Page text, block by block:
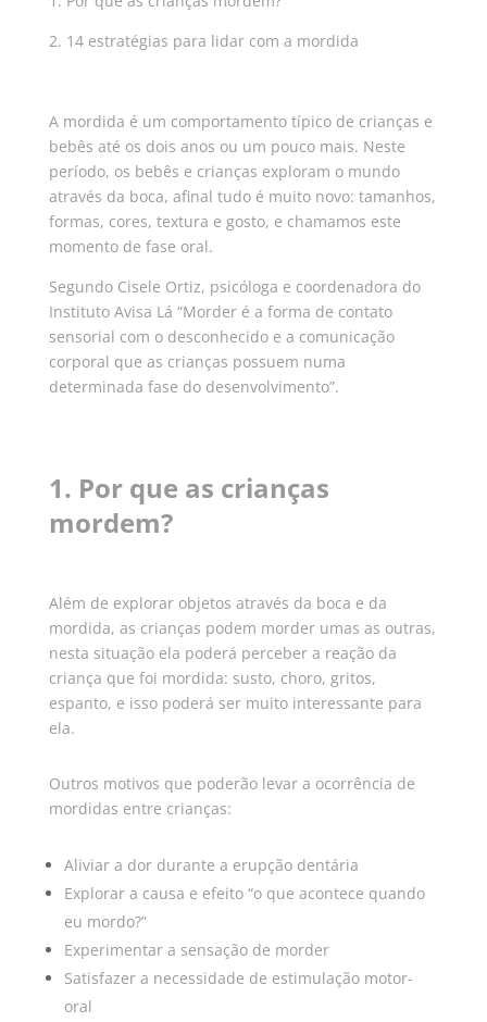
2. 14 estratégias para lidar com a mordida
A mordida é um comportamento típico de crianças e
bebês até os dois anos ou um pouco mais. Neste
período, os bebês e crianças exploram o mundo
através da boca, afinal tudo é muito novo: tamanhos,
formas, cores, textura e gosto, e chamamos este
momento de fase oral.
Segundo Cisele Ortiz, psicóloga e coordenadora do
Instituto Avisa Lá “Morder é a forma de contato
sensorial com o desconhecido e a comunicação
corporal que as crianças possuem numa
determinada fase do desenvolvimento”.
1. Por que as crianças
mordem?
Além de explorar objetos através da boca e da
mordida, as crianças podem morder umas as outras,
nesta situação ela poderá perceber a reação da
criança que foi mordida: susto, choro, gritos,
espanto, e isso poderá ser muito interessante para
ela.
Outros motivos que poderão levar a ocorrência de
mordidas entre crianças:
Aliviar a dor durante a erupção dentária
Explorar a causa e efeito “o que acontece quando
eu mordo?”
Experimentar a sensação de morder
Satisfazer a necessidade de estimulação motor-
oral